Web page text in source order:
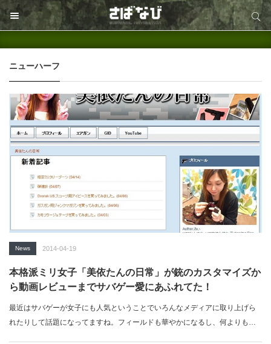
サイト内検索
ニューハーフ
News 2014-04-19
本格派ミリ女子「美依たんの日常」が銃のカスタマイズか
ら動画レビューまでサバゲー愛にあふれてた！
最近はサバゲーが女子にも人気ということでいろんなメディアに取り上げら
れたりして話題になってますね。フィールドも華やかになるし、何よりも一
サイト内検索